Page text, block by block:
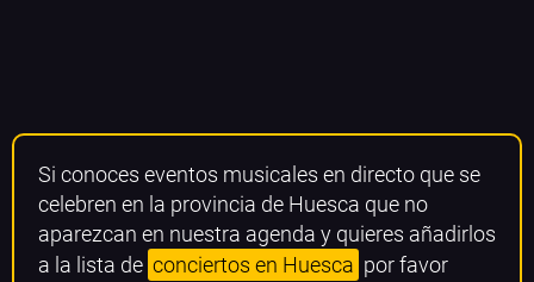
Si conoces eventos musicales en directo que se
celebren en la provincia de Huesca que no
aparezcan en nuestra agenda y quieres añadirlos
a la lista de conciertos en Huesca por favor